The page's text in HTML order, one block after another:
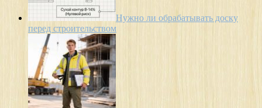
Нужно ли обрабатывать доску
перед строительством